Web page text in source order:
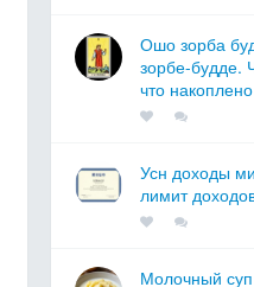
Ошо зорба
зорбе-будде.
что накоплено
Усн доходы
лимит
Молочный